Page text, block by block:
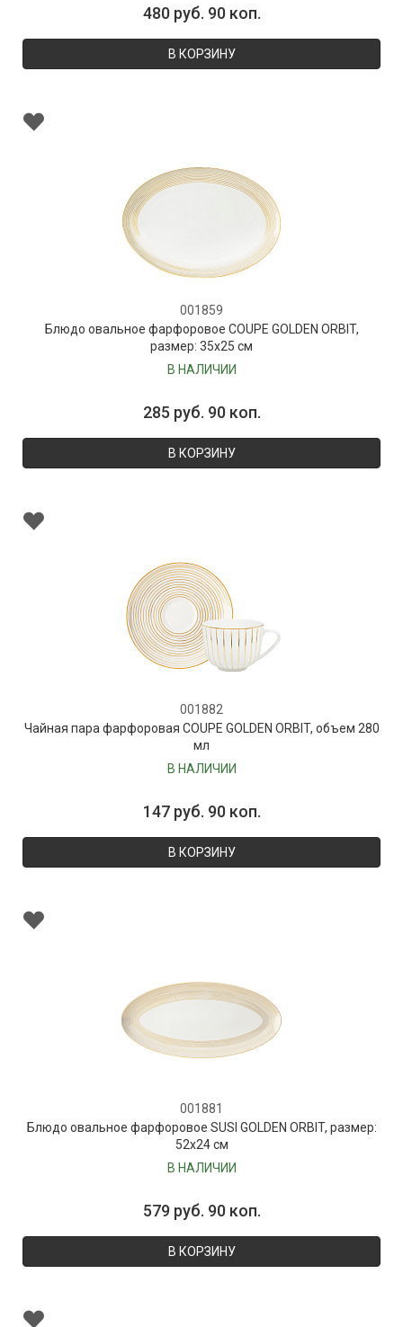
480 руб. 90 коп.
В КОРЗИНУ
001859
Блюдо овальное фарфоровое COUPE GOLDEN ORBIT,
размер: 35х25 см
В НАЛИЧИИ
285 руб. 90 коп.
В КОРЗИНУ
001882
Чайная пара фарфоровая COUPE GOLDEN ORBIT, объем 280
мл
В НАЛИЧИИ
147 руб. 90 коп.
В КОРЗИНУ
001881
Блюдо овальное фарфоровое SUSI GOLDEN ORBIT, размер:
52х24 см
В НАЛИЧИИ
579 руб. 90 коп.
В КОРЗИНУ